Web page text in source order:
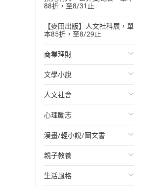
88折，至8/31止
【麥田出版】人文社科展，單
本85折，至8/29止
商業理財
投資理財
經濟/趨勢
財務/金融
管理/領導
職場工作術
成功法
文學小說
歐美文學
日本文學
韓國文學
華文文學
經典文學
人文社會
國際關係
政治
社會科學
台灣/中國歷史
心理勵志
心靈成長/情緒
人際關係
兩性關係
漫畫/輕小說/圖文書
輕小說
奇幻/科幻
親子教養
教育現場
生活風格